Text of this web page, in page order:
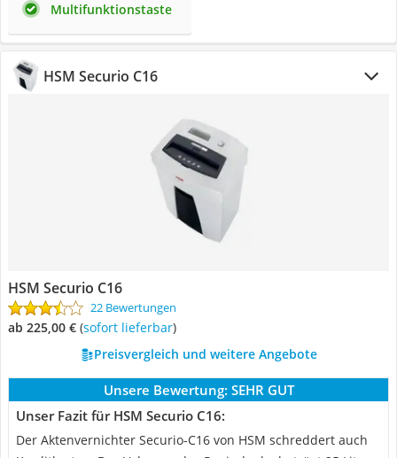
Multifunktionstaste
HSM Securio C16
HSM Securio C16
22 Bewertungen
ab 225,00 € ( Sofort lieferbar)
Preisvergleich und weitere Angebote
Unsere Bewertung: SEHR GUT
Unser Fazit für HSM Securio C16:
Der Aktenvernichter Securio-C16 von HSM schreddert auch